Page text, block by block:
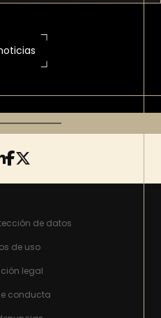
de datos
de uso
legal
conducta